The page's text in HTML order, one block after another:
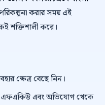
করার সময় এই
শক্তিশালী করে।
ক্ষেত্র বেছে নিন।
এফএকিউ এবং অভিযোগ থেকে